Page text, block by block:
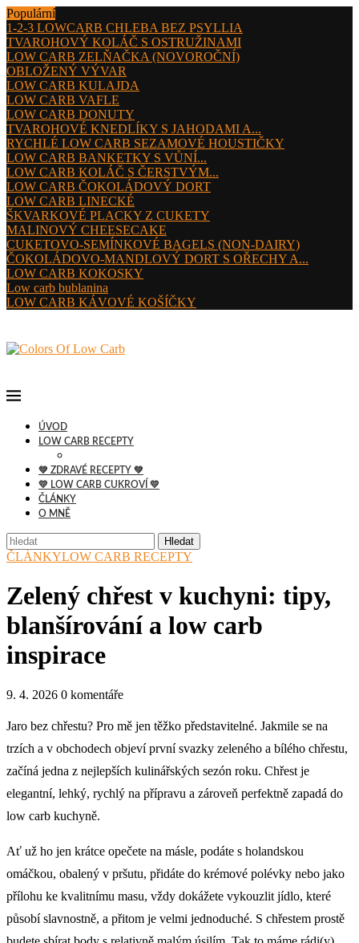
Populární
1-2-3 LOWCARB CHLEBA BEZ PSYLLIA
TVAROHOVÝ KOLÁČ S OSTRUŽINAMI
LOW CARB ZELŇAČKA (NOVOROČNÍ)
OBLOŽENÝ VÝVAR
LOW CARB KULAJDA
LOW CARB VAFLE
LOW CARB DONUTY
TVAROHOVÉ KNEDLÍKY S JAHODAMI A...
RYCHLÉ LOW CARB SEZAMOVÉ HOUSTIČKY
LOW CARB BANKETKY S VŮNÍ...
LOW CARB KOLÁČ S ČERSTVÝM...
LOW CARB ČOKOLÁDOVÝ DORT
LOW CARB LINECKÉ
ŠKVARKOVÉ PLACKY Z CUKETY
MALINOVÝ CHEESECAKE
CUKETOVO-SEMÍNKOVÉ BAGELS (NON-DAIRY)
ČOKOLÁDOVO-MANDLOVÝ DORT S OŘECHY A...
LOW CARB KOKOSKY
Low carb bublanina
LOW CARB KÁVOVÉ KOŠÍČKY
ÚVOD
LOW CARB RECEPTY
💚 ZDRAVÉ RECEPTY 💚
💛 LOW CARB CUKROVÍ 💛
ČLÁNKY
O MNĚ
Hledat
ČLÁNKYLOW CARB RECEPTY
Zelený chřest v kuchyni: tipy,
blanšírování a low carb
inspirace
9. 4. 2026 0 komentáře
Jaro bez chřestu? Pro mě jen těžko představitelné. Jakmile se na
trzích a v obchodech objeví první svazky zeleného a bílého chřestu,
začíná jedna z nejlepších kulinářských sezón roku. Chřest je
elegantní, lehký, rychlý na přípravu a zároveň perfektně zapadá do
low carb kuchyně.
Ať už ho jen krátce opečete na másle, podáte s holandskou
omáčkou, obalený v pršutu, přidáte do krémové polévky nebo jako
přílohu ke kvalitnímu masu, vždy dokážete vykouzlit jídlo, které
působí slavnostně, a přitom je velmi jednoduché. S chřestem prostě